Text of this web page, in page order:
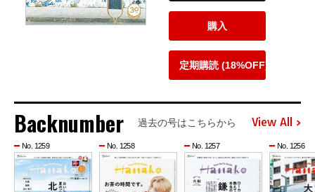
購入
定期購読 (18%OFF)
Backnumber 過去の号はこちらから View All
No. 1259 No. 1258 No. 1257 No. 1256